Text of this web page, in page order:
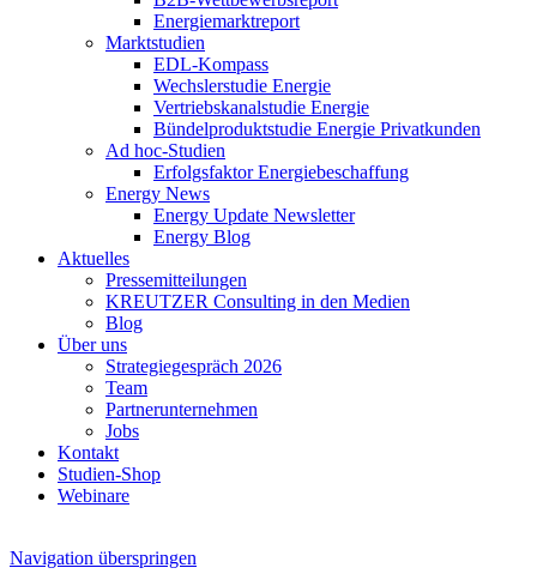
Energiemarktreport
Marktstudien
EDL-Kompass
Wechslerstudie Energie
Vertriebskanalstudie Energie
Bündelproduktstudie Energie Privatkunden
Ad hoc-Studien
Erfolgsfaktor Energiebeschaffung
Energy News
Energy Update Newsletter
Energy Blog
Aktuelles
Pressemitteilungen
KREUTZER Consulting in den Medien
Blog
Über uns
Strategiegespräch 2026
Team
Partnerunternehmen
Jobs
Kontakt
Studien-Shop
Webinare
Navigation überspringen